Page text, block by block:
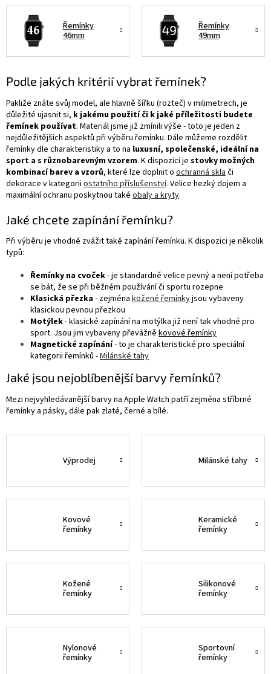
Řemínky
46mm
Řemínky
49mm
Podle jakých kritérií vybrat řemínek?
Pakliže znáte svůj model, ale hlavně šířku (rozteč) v milimetrech, je
důležité ujasnit si, k jakému použití či k jaké příležitosti budete
řemínek používat. Materiál jsme již zmínili výše - toto je jeden z
nejdůležitějších aspektů při výběru řemínku. Dále můžeme rozdělit
řemínky dle charakteristiky a to na luxusní, společenské, ideální na
sport a s různobarevným vzorem. K dispozici je stovky možných
kombinací barev a vzorů, které lze doplnit o ochranná skla či
dekorace v kategorii ostatního příslušenství. Velice hezký dojem a
maximální ochranu poskytnou také obaly a kryty.
Jaké chcete zapínání řemínku?
Při výběru je vhodné zvážit také zapínání řemínku. K dispozici je několik
typů:
Řemínky na cvoček- je standardně velice pevný a není potřeba
se bát, že se při běžném používání či sportu rozepne
Klasická přezka- zejména kožené řemínkyjsou vybaveny
klasickou pevnou přezkou
Motýlek- klasické zapínání na motýlka již není tak vhodné pro
sport. Jsou jim vybaveny převážně kovové řemínky
Magnetické zapínání- to je charakteristické pro speciální
kategorii řemínků -Milánské tahy
Jaké jsou nejoblíbenější barvy řemínků?
Mezi nejvyhledávanější barvy na Apple Watch patří zejména stříbrné
řemínky a pásky, dále pak zlaté, černé a bílé.
Výprodej Milánské tahy
Kovové
řemínky
Keramické
řemínky
Kožené
řemínky
Silikonové
řemínky
Nylonové
řemínky
Sportovní
řemínky